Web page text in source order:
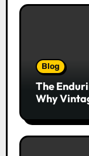
Blog
The
Why
Alike